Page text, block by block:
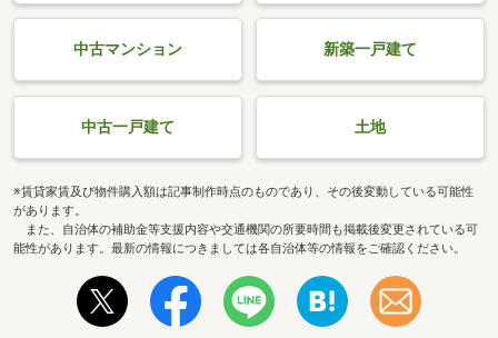
中古マンション 新築一戸建て
中古一戸建て 土地
※賃貸家賃及び物件購入額は記事制作時点のものであり、その後変動している可能性
があります。
また、自治体の補助金等支援内容や交通機関の所要時間も掲載後変更されている可
能性があります。最新の情報につきましては各自治体等の情報をご確認ください。